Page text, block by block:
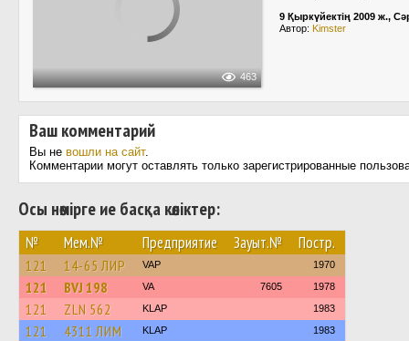
463
9 Қыркүйектің 2009 ж.,
Автор: Kimster
Ваш комментарий
Вы не вошли на сайт.
Комментарии могут оставлять только зарегистрированные
Осы нөмірге ие басқа көліктер:
№ Мем.№ Предприятие Зауыт.№ Постр.
121 14-65 ЛИР VAP 1970
121 BVJ 198 VA 7605 1978
121 ZLN 562 KLAP 1983
121 4311 ЛИМ KLAP 1983